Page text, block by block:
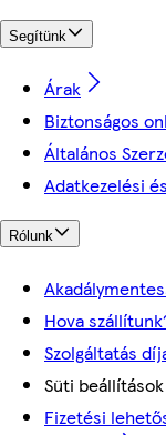
Segítünk
Árak
Biztonságos
Általános
Adatkezelési
Rólunk
Hova
Szolgáltatás
Süti beállítások
Fizetési